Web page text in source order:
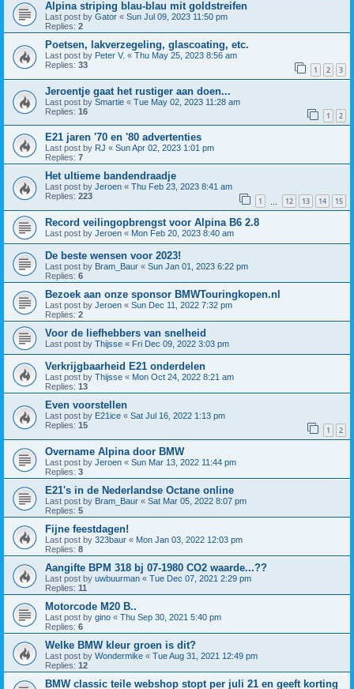
Alpina striping blau-blau mit goldstreifen
Last post by Gator « Sun Jul 09, 2023 11:50 pm
Replies: 2
Poetsen, lakverzegeling, glascoating, etc.
Last post by Peter V. « Thu May 25, 2023 8:56 am
Replies: 33 1 2 3
Jeroentje gaat het rustiger aan doen...
Last post by Smartie « Tue May 02, 2023 11:28 am
Replies: 16 1 2
E21 jaren '70 en '80 advertenties
Last post by RJ « Sun Apr 02, 2023 1:01 pm
Replies: 7
Het ultieme bandendraadje
Last post by Jeroen « Thu Feb 23, 2023 8:41 am
Replies: 223 1 12 13 14 15
Record veilingopbrengst voor Alpina B6 2.8
Last post by Jeroen « Mon Feb 20, 2023 8:40 am
De beste wensen voor 2023!
Last post by Bram_Baur « Sun Jan 01, 2023 6:22 pm
Replies: 6
Bezoek aan onze sponsor BMWTouringkopen.nl
Last post by Jeroen « Sun Dec 11, 2022 7:32 pm
Replies: 2
Voor de liefhebbers van snelheid
Last post by Thijsse « Fri Dec 09, 2022 3:03 pm
Verkrijgbaarheid E21 onderdelen
Last post by Thijsse « Mon Oct 24, 2022 8:21 am
Replies: 13
Even voorstellen
Last post by E21ice « Sat Jul 16, 2022 1:13 pm
Replies: 15 1 2
Overname Alpina door BMW
Last post by Jeroen « Sun Mar 13, 2022 11:44 pm
Replies: 3
E21's in de Nederlandse Octane online
Last post by Bram_Baur « Sat Mar 05, 2022 8:07 pm
Replies: 5
Fijne feestdagen!
Last post by 323baur « Mon Jan 03, 2022 12:03 pm
Replies: 8
Aangifte BPM 318 bj 07-1980 CO2 waarde...??
Last post by uwbuurman « Tue Dec 07, 2021 2:29 pm
Replies: 11
Motorcode M20 B..
Last post by gino « Thu Sep 30, 2021 5:40 pm
Replies: 6
Welke BMW kleur groen is dit?
Last post by Wondermike « Tue Aug 31, 2021 12:49 pm
Replies: 12
BMW classic teile webshop stopt per juli 21 en geeft korting